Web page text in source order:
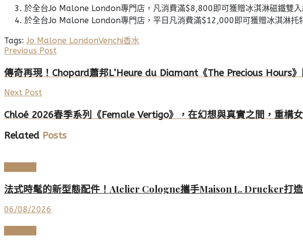
於全台Jo Malone London專門店，凡消費滿$8,800即可獲贈冰淇淋磁鐵雙
於全台Jo Malone London專門店，平日凡消費滿$12,000即可獲贈冰淇淋
Tags: Jo Malone LondonVenchi香水
Previous Post
傳奇再現！Chopard蕭邦L’Heure du Diamant《The Precious Hours
Next Post
Chloé 2026春季系列《Female Vertigo》，在幻想與真實之間，重構
Related Posts
法式時髦的新型態配件！Atelier Cologne攜手Maison L. Drucker打
06/08/2026